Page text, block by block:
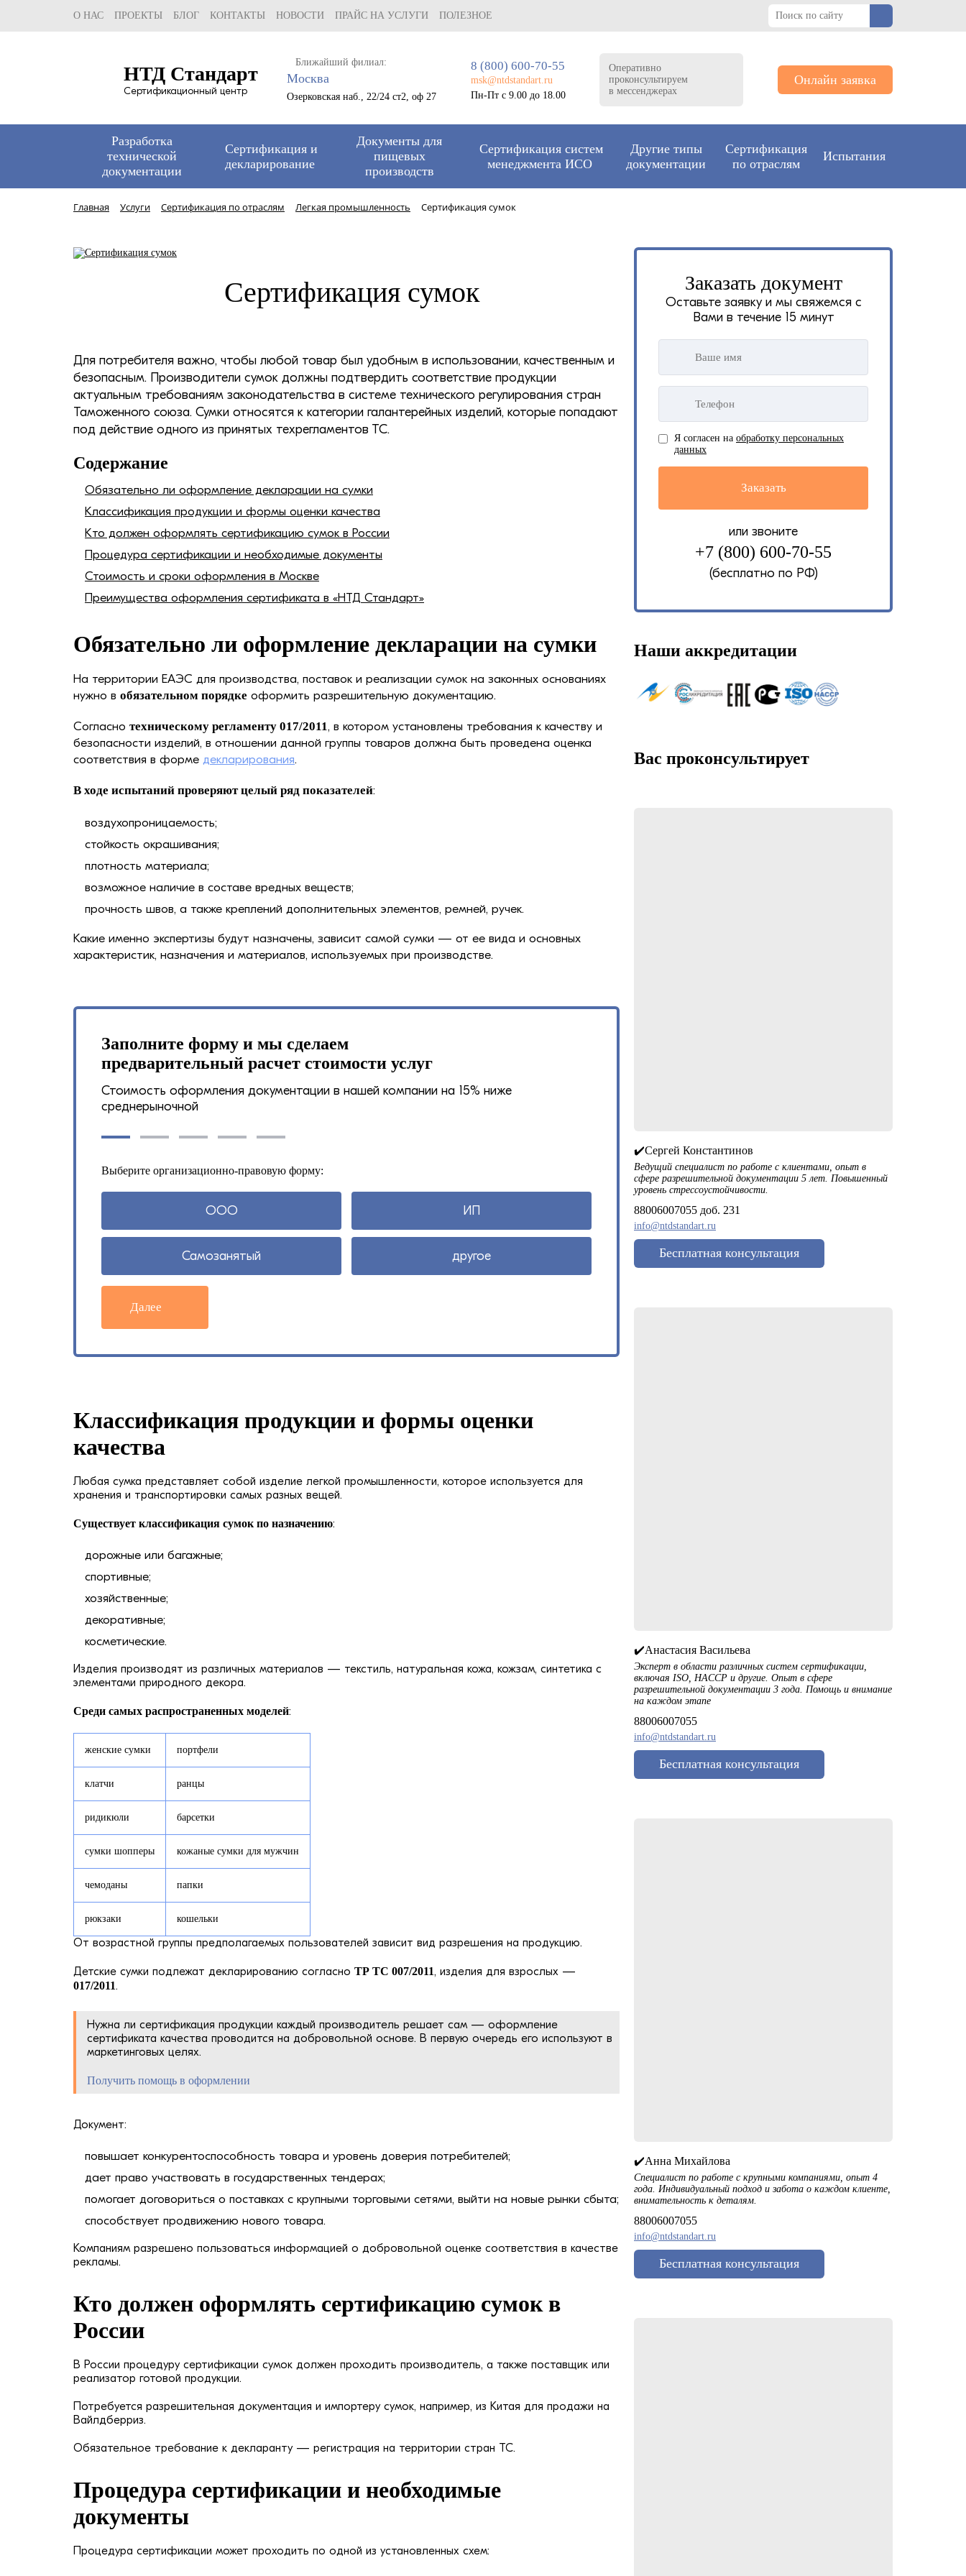
О НАС ПРОЕКТЫ БЛОГ КОНТАКТЫ НОВОСТИ ПРАЙС НА УСЛУГИ ПОЛЕЗНОЕ
НТД Стандарт
Сертификационный центр
Ближайший филиал:
Москва
Озерковская наб., 22/24 ст2, оф 27
8 (800) 600-70-55
msk@ntdstandart.ru
Пн-Пт с 9.00 до 18.00
Оперативно
проконсультируем
в мессенджерах
Онлайн заявка
Разработка
технической
документации
Сертификация и
декларирование
Документы для
пищевых
производств
Сертификация систем
менеджмента ИСО
Другие типы
документации
Сертификация
по отраслям
Испытания
Главная Услуги Сертификация по отраслям Легкая промышленность Сертификация сумок
Сертификация сумок
Для потребителя важно, чтобы любой товар был удобным в использовании, качественным и
безопасным. Производители сумок должны подтвердить соответствие продукции
актуальным требованиям законодательства в системе технического регулирования стран
Таможенного союза. Сумки относятся к категории галантерейных изделий, которые попадают
под действие одного из принятых техрегламентов ТС.
Содержание
Обязательно ли оформление декларации на сумки
Классификация продукции и формы оценки качества
Кто должен оформлять сертификацию сумок в России
Процедура сертификации и необходимые документы
Стоимость и сроки оформления в Москве
Преимущества оформления сертификата в «НТД Стандарт»
Обязательно ли оформление декларации на сумки
На территории ЕАЭС для производства, поставок и реализации сумок на законных основаниях
нужно в обязательном порядке оформить разрешительную документацию.
Согласно техническому регламенту 017/2011, в котором установлены требования к качеству и
безопасности изделий, в отношении данной группы товаров должна быть проведена оценка
соответствия в форме декларирования.
В ходе испытаний проверяют целый ряд показателей:
воздухопроницаемость;
стойкость окрашивания;
плотность материала;
возможное наличие в составе вредных веществ;
прочность швов, а также креплений дополнительных элементов, ремней, ручек.
Какие именно экспертизы будут назначены, зависит самой сумки — от ее вида и основных
характеристик, назначения и материалов, используемых при производстве.
Заполните форму и мы сделаем
предварительный расчет стоимости услуг
Стоимость оформления документации в нашей компании на 15% ниже
среднерыночной
Выберите организационно-правовую форму:
ООО ИП
Самозанятый другое
Далее
Классификация продукции и формы оценки
качества
Любая сумка представляет собой изделие легкой промышленности, которое используется для
хранения и транспортировки самых разных вещей.
Существует классификация сумок по назначению:
дорожные или багажные;
спортивные;
хозяйственные;
декоративные;
косметические.
Изделия производят из различных материалов — текстиль, натуральная кожа, кожзам, синтетика с
элементами природного декора.
Среди самых распространенных моделей:
женские сумки портфели
клатчи ранцы
ридикюли барсетки
сумки шопперы кожаные сумки для мужчин
чемоданы папки
рюкзаки кошельки
От возрастной группы предполагаемых пользователей зависит вид разрешения на продукцию.
Детские сумки подлежат декларированию согласно ТР ТС 007/2011, изделия для взрослых —
017/2011.
Нужна ли сертификация продукции каждый производитель решает сам — оформление
сертификата качества проводится на добровольной основе. В первую очередь его используют в
маркетинговых целях.
Получить помощь в оформлении
Документ:
повышает конкурентоспособность товара и уровень доверия потребителей;
дает право участвовать в государственных тендерах;
помогает договориться о поставках с крупными торговыми сетями, выйти на новые рынки сбыта;
способствует продвижению нового товара.
Компаниям разрешено пользоваться информацией о добровольной оценке соответствия в качестве
рекламы.
Кто должен оформлять сертификацию сумок в
России
В России процедуру сертификации сумок должен проходить производитель, а также поставщик или
реализатор готовой продукции.
Потребуется разрешительная документация и импортеру сумок, например, из Китая для продажи на
Вайлдберриз.
Обязательное требование к декларанту — регистрация на территории стран ТС.
Процедура сертификации и необходимые
документы
Процедура сертификации может проходить по одной из установленных схем:
Заказать документ
Оставьте заявку и мы свяжемся с
Вами в течение 15 минут
Я согласен на обработку персональных
данных
или звоните
+7 (800) 600-70-55
(бесплатно по РФ)
Наши аккредитации
Вас проконсультирует
✔️Сергей Константинов
Ведущий специалист по работе с клиентами, опыт в
сфере разрешительной документации 5 лет. Повышенный
уровень стрессоустойчивости.
88006007055 доб. 231
info@ntdstandart.ru
Бесплатная консультация
✔️Анастасия Васильева
Эксперт в области различных систем сертификации,
включая ISO, HACCP и другие. Опыт в сфере
разрешительной документации 3 года. Помощь и внимание
на каждом этапе
88006007055
info@ntdstandart.ru
Бесплатная консультация
✔️Анна Михайлова
Специалист по работе с крупными компаниями, опыт 4
года. Индивидуальный подход и забота о каждом клиенте,
внимательность к деталям.
88006007055
info@ntdstandart.ru
Бесплатная консультация